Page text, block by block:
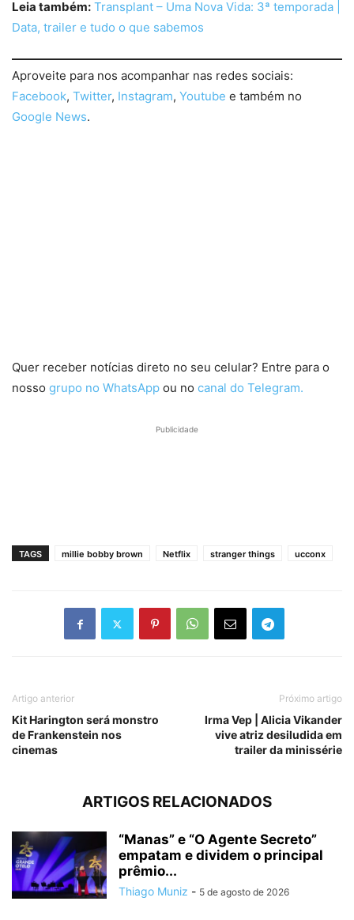
Leia também: Transplant – Uma Nova Vida: 3ª temporada |
Data, trailer e tudo o que sabemos
Aproveite para nos acompanhar nas redes sociais:
Facebook, Twitter, Instagram, Youtube e também no
Google News.
Quer receber notícias direto no seu celular? Entre para o
nosso grupo no WhatsApp ou no canal do Telegram.
Publicidade
TAGS millie bobby brown Netflix stranger things ucconx
Artigo anterior
Kit Harington será monstro
de Frankenstein nos
cinemas
Próximo artigo
Irma Vep | Alicia Vikander
vive atriz desiludida em
trailer da minissérie
ARTIGOS RELACIONADOS
“Manas” e “O Agente Secreto”
empatam e dividem o principal
prêmio...
Thiago Muniz - 5 de agosto de 2026